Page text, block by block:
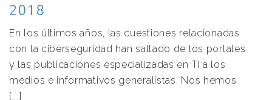
2018
En los últimos años, las cuestiones relacionadas
con la ciberseguridad han saltado de los portales
y las publicaciones especializadas en TI a los
medios e informativos generalistas. Nos hemos
[...]